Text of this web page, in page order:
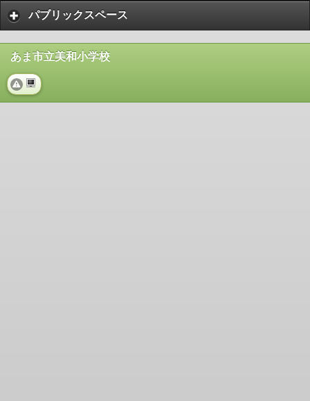
パブリックスペース
あま市立美和小学校